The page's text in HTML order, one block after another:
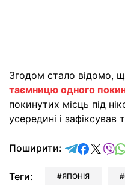
Згодом стало відомо,
таємницю одного
покинутих місць під
усередині і
Поширити:
Теги: ЯПОНІЯ